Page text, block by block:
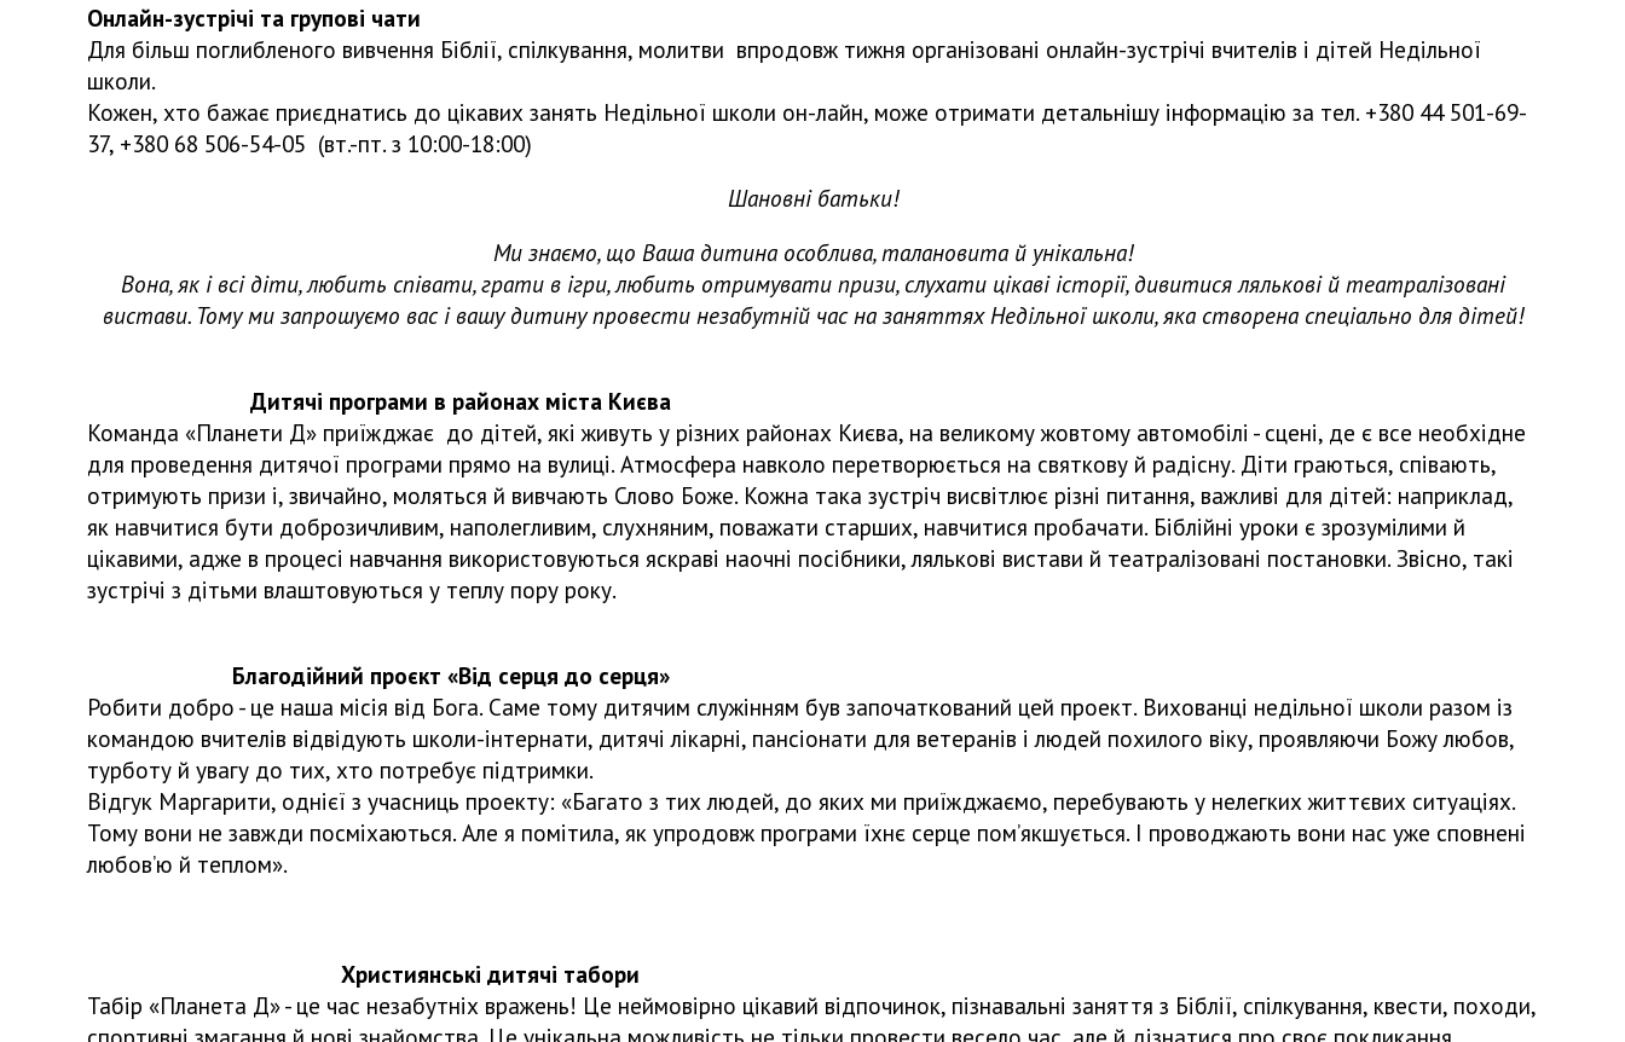
Онлайн-зустрічі та групові чати
Для більш поглибленого вивчення Біблії, спілкування, молитви впродовж тижня організовані онлайн-зустрічі вчителів і дітей Недільної
школи.
Кожен, хто бажає приєднатись до цікавих занять Недільної школи он-лайн, може отримати детальнішу інформацію за тел. +380 44 501-69-
37, +380 68 506-54-05 (вт.-пт. з 10:00-18:00)
Шановні батьки!
Ми знаємо, що Ваша дитина особлива, талановита й унікальна!
Вона, як і всі діти, любить співати, грати в ігри, любить отримувати призи, слухати цікаві історії, дивитися лялькові й театралізовані
вистави. Тому ми запрошуємо вас і вашу дитину провести незабутній час на заняттях Недільної школи, яка створена спеціально для дітей!
Дитячі програми в районах міста Києва
Команда «Планети Д» приїжджає до дітей, які живуть у різних районах Києва, на великому жовтому автомобілі - сцені, де є все необхідне
для проведення дитячої програми прямо на вулиці. Атмосфера навколо перетворюється на святкову й радісну. Діти граються, співають,
отримують призи і, звичайно, моляться й вивчають Слово Боже. Кожна така зустріч висвітлює різні питання, важливі для дітей: наприклад,
як навчитися бути доброзичливим, наполегливим, слухняним, поважати старших, навчитися пробачати. Біблійні уроки є зрозумілими й
цікавими, адже в процесі навчання використовуються яскраві наочні посібники, лялькові вистави й театралізовані постановки. Звісно, такі
зустрічі з дітьми влаштовуються у теплу пору року.
Благодійний проєкт «Від серця до серця»
Робити добро - це наша місія від Бога. Саме тому дитячим служінням був започаткований цей проект. Вихованці недільної школи разом із
командою вчителів відвідують школи-інтернати, дитячі лікарні, пансіонати для ветеранів і людей похилого віку, проявляючи Божу любов,
турботу й увагу до тих, хто потребує підтримки.
Відгук Маргарити, однієї з учасниць проекту: «Багато з тих людей, до яких ми приїжджаємо, перебувають у нелегких життєвих ситуаціях.
Тому вони не завжди посміхаються. Але я помітила, як упродовж програми їхнє серце пом’якшується. І проводжають вони нас уже сповнені
любов’ю й теплом».
Християнські дитячі табори
Табір «Планета Д» - це час незабутніх вражень! Це неймовірно цікавий відпочинок, пізнавальні заняття з Біблії, спілкування, квести, походи,